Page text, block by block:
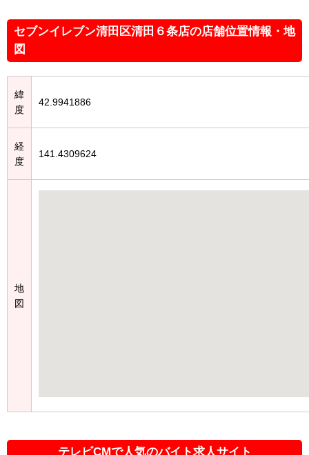
セブンイレブン清田区清田６条店の店舗位置情報・地
図
緯
度
42.9941886
経
度
141.4309624
地
図
テレビCMで人気のバイト求人サイト